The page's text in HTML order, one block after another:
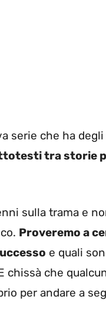
serie che ha
tra storie
sulla trama e
Proveremo a
e quali
chissà che
per andare a